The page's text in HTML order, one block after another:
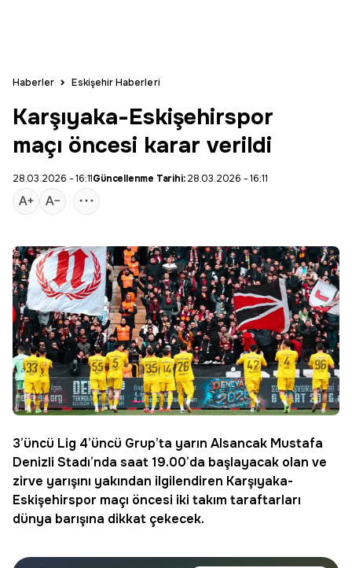
Haberler Eskişehir Haberleri
Karşıyaka-Eskişehirspor
maçı öncesi karar verildi
28.03.2026 - 16:11Güncellenme Tarihi:28.03.2026 - 16:11
3’üncü Lig 4’üncü Grup’ta yarın Alsancak Mustafa
Denizli Stadı’nda saat 19.00’da başlayacak olan ve
zirve yarışını yakından ilgilendiren Karşıyaka-
Eskişehirspor maçı öncesi iki takım taraftarları
dünya barışına dikkat çekecek.